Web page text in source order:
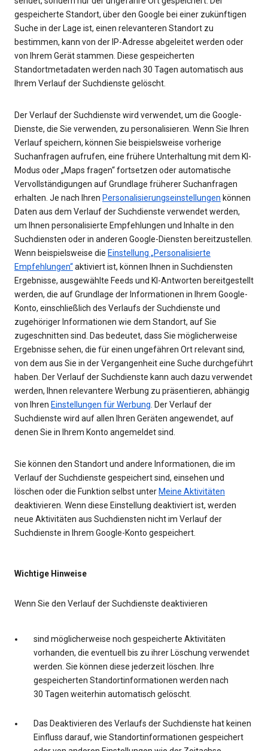
gespeicherte Standort, über den Google bei einer zukünftigen
Suche in der Lage ist, einen relevanteren Standort zu
bestimmen, kann von der IP-Adresse abgeleitet werden oder
von Ihrem Gerät stammen. Diese gespeicherten
Standortmetadaten werden nach 30 Tagen automatisch aus
Ihrem Verlauf der Suchdienste gelöscht.
Der Verlauf der Suchdienste wird verwendet, um die Google-
Dienste, die Sie verwenden, zu personalisieren. Wenn Sie Ihren
Verlauf speichern, können Sie beispielsweise vorherige
Suchanfragen aufrufen, eine frühere Unterhaltung mit dem KI-
Modus oder „Maps fragen“ fortsetzen oder automatische
Vervollständigungen auf Grundlage früherer Suchanfragen
erhalten. Je nach Ihren Personalisierungseinstellungen können
Daten aus dem Verlauf der Suchdienste verwendet werden,
um Ihnen personalisierte Empfehlungen und Inhalte in den
Suchdiensten oder in anderen Google-Diensten bereitzustellen.
Wenn beispielsweise die Einstellung „Personalisierte
Empfehlungen“aktiviert ist, können Ihnen in Suchdiensten
Ergebnisse, ausgewählte Feeds und KI-Antworten bereitgestellt
werden, die auf Grundlage der Informationen in Ihrem Google-
Konto, einschließlich des Verlaufs der Suchdienste und
zugehöriger Informationen wie dem Standort, auf Sie
zugeschnitten sind. Das bedeutet, dass Sie möglicherweise
Ergebnisse sehen, die für einen ungefähren Ort relevant sind,
von dem aus Sie in der Vergangenheit eine Suche durchgeführt
haben. Der Verlauf der Suchdienste kann auch dazu verwendet
werden, Ihnen relevantere Werbung zu präsentieren, abhängig
von Ihren Einstellungen für Werbung. Der Verlauf der
Suchdienste wird auf allen Ihren Geräten angewendet, auf
denen Sie in Ihrem Konto angemeldet sind.
Sie können den Standort und andere Informationen, die im
Verlauf der Suchdienste gespeichert sind, einsehen und
löschen oder die Funktion selbst unter Meine Aktivitäten
deaktivieren. Wenn diese Einstellung deaktiviert ist, werden
neue Aktivitäten aus Suchdiensten nicht im Verlauf der
Suchdienste in Ihrem Google-Konto gespeichert.
Wichtige Hinweise
Wenn Sie den Verlauf der Suchdienste deaktivieren
sind möglicherweise noch gespeicherte Aktivitäten
vorhanden, die eventuell bis zu ihrer Löschung verwendet
werden. Sie können diese jederzeit löschen. Ihre
gespeicherten Standortinformationen werden nach
30 Tagen weiterhin automatisch gelöscht.
Das Deaktivieren des Verlaufs der Suchdienste hat keinen
Einfluss darauf, wie Standortinformationen gespeichert